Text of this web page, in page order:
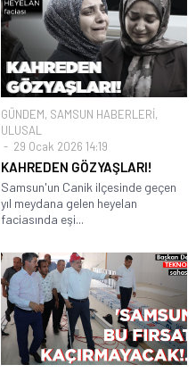
GÜNDEM, SAMSUN HABERLERİ,
ULUSAL
29 Ocak 2026 14:19
KAHREDEN GÖZYAŞLARI!
Samsun'un Canik ilçesinde geçen
yıl meydana gelen heyelan
faciasında eşi...